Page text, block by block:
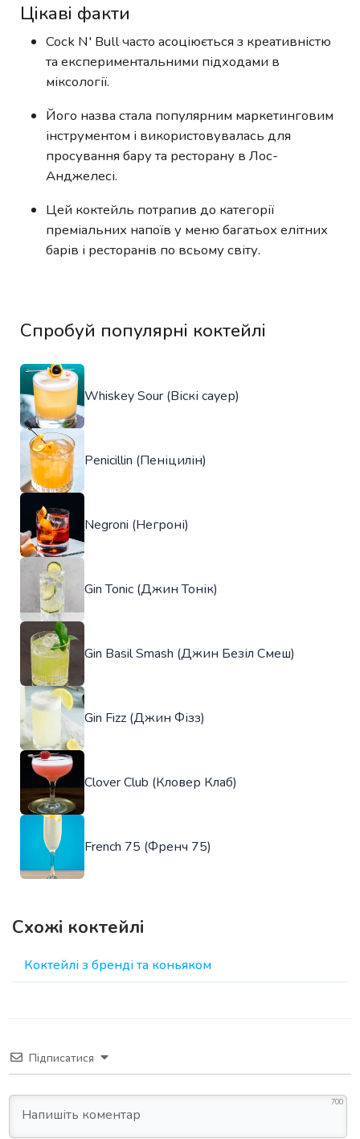
Цікаві факти
Cock N' Bull часто асоціюється з креативністю
та експериментальними підходами в
міксології.
Його назва стала популярним маркетинговим
інструментом і використовувалась для
просування бару та ресторану в Лос-
Анджелесі.
Цей коктейль потрапив до категорії
преміальних напоїв у меню багатьох елітних
барів і ресторанів по всьому світу.
Спробуй популярні коктейлі
Whiskey Sour (Віскі сауер)
Penicillin (Пеніцилін)
Negroni (Негроні)
Gin Tonic (Джин Тонік)
Gin Basil Smash (Джин Безіл Смеш)
Gin Fizz (Джин Фізз)
Clover Club (Кловер Клаб)
French 75 (Френч 75)
Схожі коктейлі
Коктейлі з бренді та коньяком
Підписатися
700